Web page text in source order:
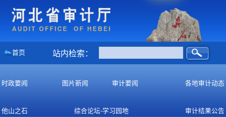
首页 站内检索：
时政要闻 图片新闻 审计要闻 各地审计动态
他山之石 综合论坛-学习园地 审计结果公告